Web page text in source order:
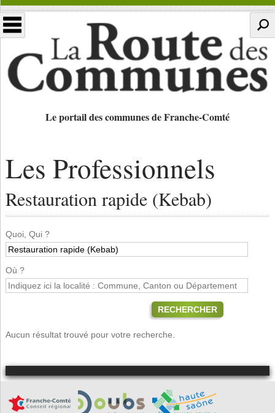
Le portail des communes de Franche-Comté
Les Professionnels
Restauration rapide (Kebab)
Quoi, Qui ?
Où ?
RECHERCHER
Aucun résultat trouvé pour votre recherche.